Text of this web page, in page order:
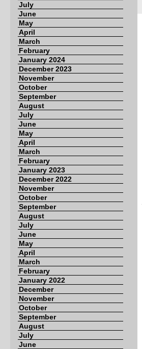
July
June
May
April
March
February
January 2024
December 2023
November
October
September
August
July
June
May
April
March
February
January 2023
December 2022
November
October
September
August
July
June
May
April
March
February
January 2022
December
November
October
September
August
July
June